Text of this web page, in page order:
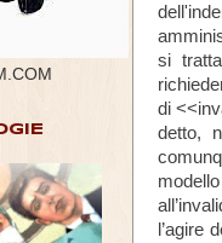
si
di
detto,
l’agire